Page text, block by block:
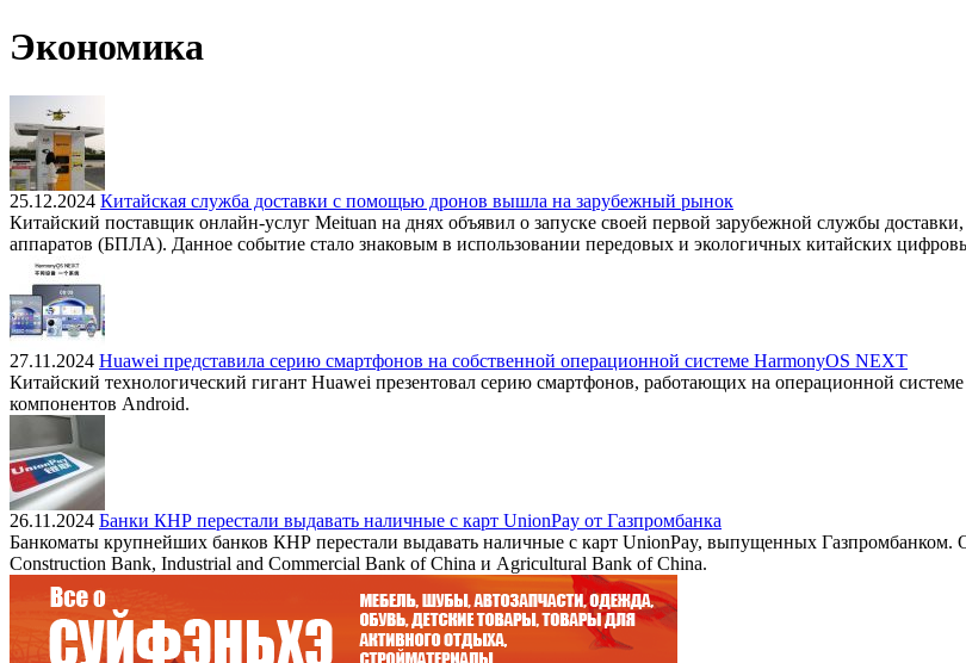
Экономика
25.12.2024 Китайская служба доставки с помощью дронов вышла на зарубежный рынок
Китайский поставщик онлайн-услуг Meituan на днях объявил о запуске своей первой зарубежной службы
аппаратов (БПЛА). Данное событие стало знаковым в использовании передовых и экологичных китайских
27.11.2024 Huawei представила серию смартфонов на собственной операционной системе HarmonyOS NEXT
Китайский технологический гигант Huawei презентовал серию смартфонов, работающих на операционной
компонентов Android.
26.11.2024 Банки КНР перестали выдавать наличные с карт UnionPay от Газпромбанка
Банкоматы крупнейших банков КНР перестали выдавать наличные с карт UnionPay, выпущенных
Construction Bank, Industrial and Commercial Bank of China и Agricultural Bank of China.